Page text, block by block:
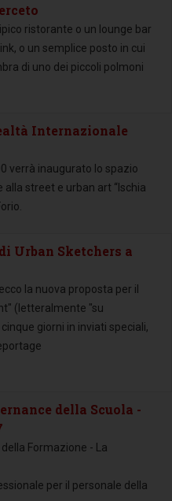
ristorante o un lounge bar
o un semplice posto in cui
di uno dei piccoli polmoni
Internazionale
verrà inaugurato lo spazio
street e urban art “Ischia
Urban Sketchers a
la nuova proposta per il
(letteralmente "su
giorni in inviati speciali,
della Scuola -
Formazione - La
per il personale della